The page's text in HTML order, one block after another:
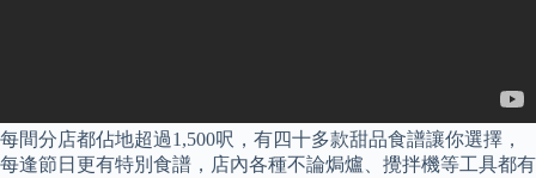
每間分店都佔地超過1,500呎，有四十多款甜品食譜讓你選擇，
每逢節日更有特別食譜，店內各種不論焗爐、攪拌機等工具都有